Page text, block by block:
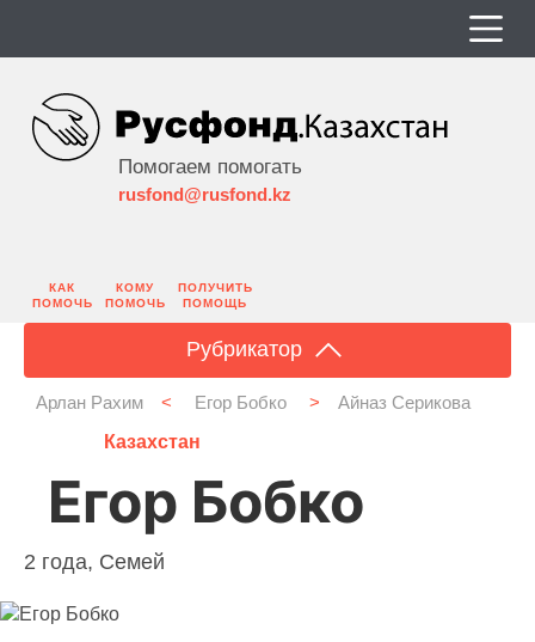
Помогаем помогать
rusfond@rusfond.kz
КАК
ПОМОЧЬ
КОМУ
ПОМОЧЬ
ПОЛУЧИТЬ
ПОМОЩЬ
Рубрикатор
Арлан Рахим < Егор Бобко >
Айназ Серикова
Казахстан
Егор Бобко
2 года, Семей